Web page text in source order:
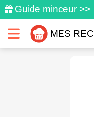
Guide minceur >>
MES